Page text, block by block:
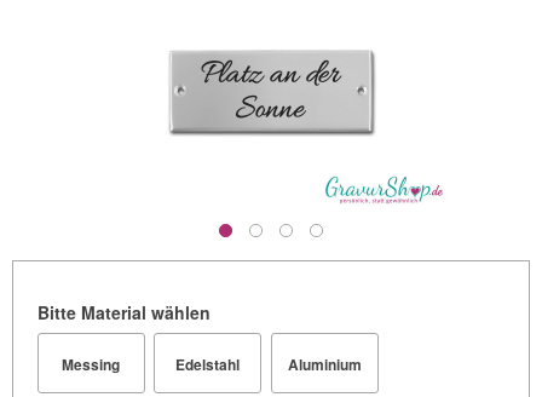
Bitte Material wählen
Messing Edelstahl Aluminium